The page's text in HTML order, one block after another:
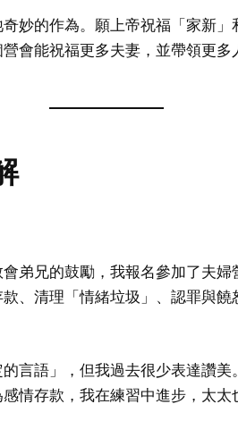
妙的作為。願上帝祝福「家新」
會能祝福更多夫妻，並帶領更多
弟兄的鼓勵，我報名參加了夫婦
、清理「情緒垃圾」、認罪與饒
言語」，但我過去很少表達讚
情存款，我在練習中進步，太太